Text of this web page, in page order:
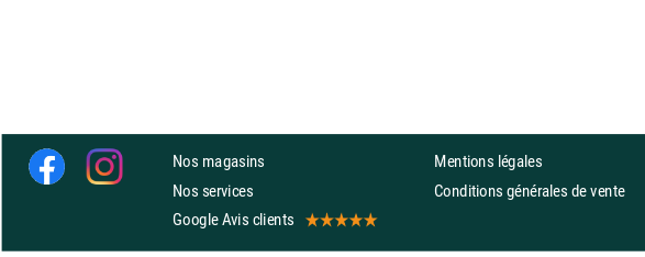
Nos magasins
Nos services
Google Avis clients
Mentions légales
Conditions générales de vente